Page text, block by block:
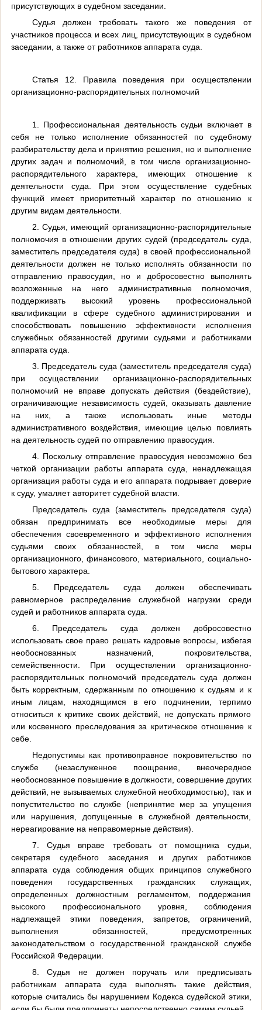
присутствующих в судебном заседании.
Судья должен требовать такого же поведения от
участников процесса и всех лиц, присутствующих в судебном
заседании, а также от работников аппарата суда.
Статья 12. Правила поведения при осуществлении
организационно-распорядительных полномочий
1. Профессиональная деятельность судьи включает в
себя не только исполнение обязанностей по судебному
разбирательству дела и принятию решения, но и выполнение
других задач и полномочий, в том числе организационно-
распорядительного характера, имеющих отношение к
деятельности суда. При этом осуществление судебных
функций имеет приоритетный характер по отношению к
другим видам деятельности.
2. Судья, имеющий организационно-распорядительные
полномочия в отношении других судей (председатель суда,
заместитель председателя суда) в своей профессиональной
деятельности должен не только исполнять обязанности по
отправлению правосудия, но и добросовестно выполнять
возложенные на него административные полномочия,
поддерживать высокий уровень профессиональной
квалификации в сфере судебного администрирования и
способствовать повышению эффективности исполнения
служебных обязанностей другими судьями и работниками
аппарата суда.
3. Председатель суда (заместитель председателя суда)
при осуществлении организационно-распорядительных
полномочий не вправе допускать действия (бездействие),
ограничивающие независимость судей, оказывать давление
на них, а также использовать иные методы
административного воздействия, имеющие целью повлиять
на деятельность судей по отправлению правосудия.
4. Поскольку отправление правосудия невозможно без
четкой организации работы аппарата суда, ненадлежащая
организация работы суда и его аппарата подрывает доверие
к суду, умаляет авторитет судебной власти.
Председатель суда (заместитель председателя суда)
обязан предпринимать все необходимые меры для
обеспечения своевременного и эффективного исполнения
судьями своих обязанностей, в том числе меры
организационного, финансового, материального, социально-
бытового характера.
5. Председатель суда должен обеспечивать
равномерное распределение служебной нагрузки среди
судей и работников аппарата суда.
6. Председатель суда должен добросовестно
использовать свое право решать кадровые вопросы, избегая
необоснованных назначений, покровительства,
семейственности. При осуществлении организационно-
распорядительных полномочий председатель суда должен
быть корректным, сдержанным по отношению к судьям и к
иным лицам, находящимся в его подчинении, терпимо
относиться к критике своих действий, не допускать прямого
или косвенного преследования за критическое отношение к
себе.
Недопустимы как противоправное покровительство по
службе (незаслуженное поощрение, внеочередное
необоснованное повышение в должности, совершение других
действий, не вызываемых служебной необходимостью), так и
попустительство по службе (непринятие мер за упущения
или нарушения, допущенные в служебной деятельности,
нереагирование на неправомерные действия).
7. Судья вправе требовать от помощника судьи,
секретаря судебного заседания и других работников
аппарата суда соблюдения общих принципов служебного
поведения государственных гражданских служащих,
определенных должностным регламентом, поддержания
высокого профессионального уровня, соблюдения
надлежащей этики поведения, запретов, ограничений,
выполнения обязанностей, предусмотренных
законодательством о государственной гражданской службе
Российской Федерации.
8. Судья не должен поручать или предписывать
работникам аппарата суда выполнять такие действия,
которые считались бы нарушением Кодекса судейской этики,